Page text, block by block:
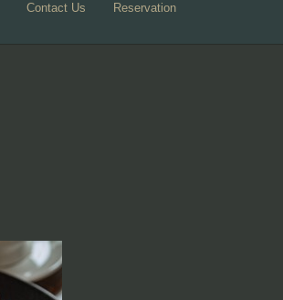
Contact Us Reservation